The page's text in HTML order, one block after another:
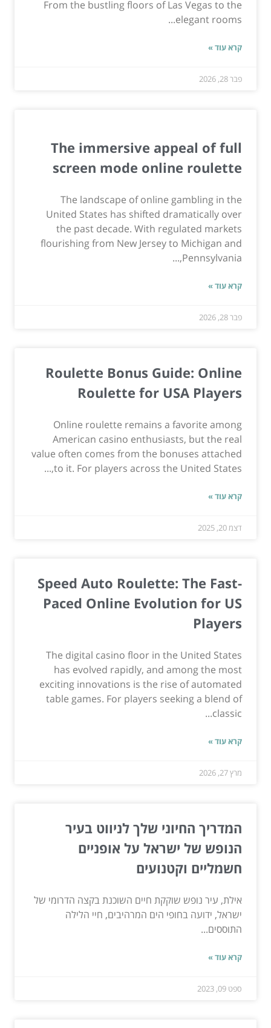
From the bustling floors of Las Vegas to the
elegant rooms...
קרא עוד »
פבר 28, 2026
The immersive appeal of full
screen mode online roulette
The landscape of online gambling in the
United States has shifted dramatically over
the past decade. With regulated markets
flourishing from New Jersey to Michigan and
Pennsylvania,...
קרא עוד »
פבר 28, 2026
Roulette Bonus Guide: Online
Roulette for USA Players
Online roulette remains a favorite among
American casino enthusiasts, but the real
value often comes from the bonuses attached
to it. For players across the United States,...
קרא עוד »
דצמ 20, 2025
Speed Auto Roulette: The Fast-
Paced Online Evolution for US
Players
The digital casino floor in the United States
has evolved rapidly, and among the most
exciting innovations is the rise of automated
table games. For players seeking a blend of
classic...
קרא עוד »
מרץ 27, 2026
המדריך החיוני שלך לניווט בעיר
הנופש של ישראל על אופניים
חשמליים וקטנועים
אילת, עיר נופש שוקקת חיים השוכנת בקצה הדרומי של
ישראל, ידועה בחופי הים המרהיבים, חיי הלילה
התוססים...
קרא עוד »
ספט 09, 2023